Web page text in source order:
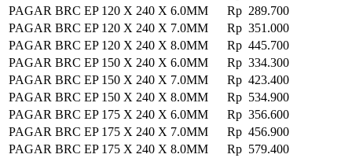
PAGAR BRC EP 120 X 240 X 6.0MM
Rp 289.700
PAGAR BRC EP 120 X 240 X 7.0MM
Rp 351.000
PAGAR BRC EP 120 X 240 X 8.0MM
Rp 445.700
PAGAR BRC EP 150 X 240 X 6.0MM
Rp 334.300
PAGAR BRC EP 150 X 240 X 7.0MM
Rp 423.400
PAGAR BRC EP 150 X 240 X 8.0MM
Rp 534.900
PAGAR BRC EP 175 X 240 X 6.0MM
Rp 356.600
PAGAR BRC EP 175 X 240 X 7.0MM
Rp 456.900
PAGAR BRC EP 175 X 240 X 8.0MM
Rp 579.400